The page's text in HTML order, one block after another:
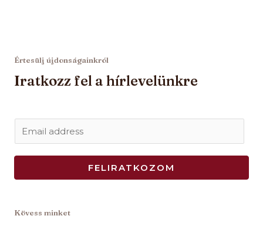
Értesülj újdonságainkról
Iratkozz fel a hírlevelünkre
m
a
FELIRATKOZOM
Kövess minket